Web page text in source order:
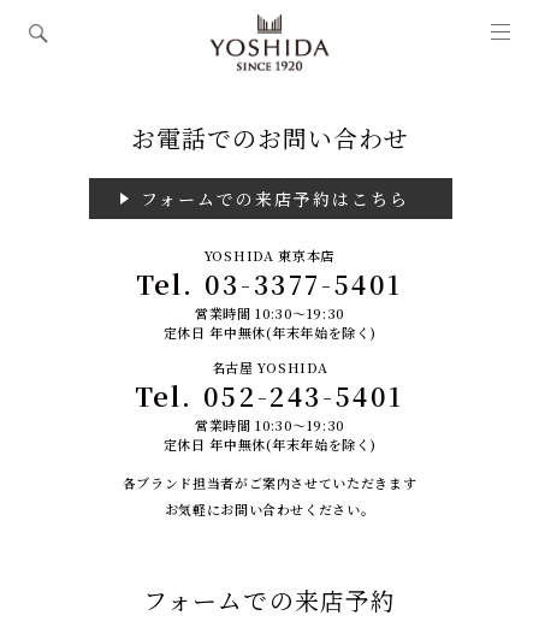
お電話でのお問い合わせ
フォームでの来店予約はこちら
YOSHIDA 東京本店
Tel. 03-3377-5401
営業時間 10:30～19:30
定休日 年中無休(年末年始を除く)
名古屋 YOSHIDA
Tel. 052-243-5401
営業時間 10:30～19:30
定休日 年中無休(年末年始を除く)
各ブランド担当者がご案内させていただきます
お気軽にお問い合わせください。
フォームでの来店予約